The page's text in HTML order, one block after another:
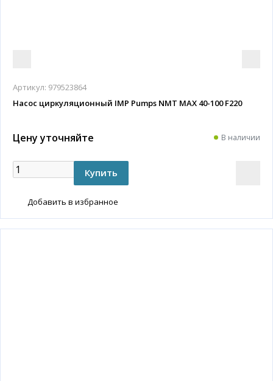
Артикул: 979523864
Насос циркуляционный IMP Pumps NMT MAX 40-100 F220
Цену уточняйте В наличии
Добавить в избранное